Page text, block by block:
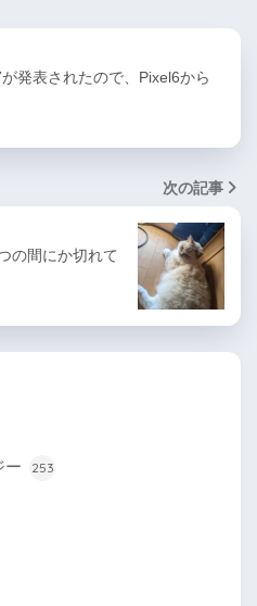
発表されたので、Pixel6から
次の記事
の間にか切れて
ー 253